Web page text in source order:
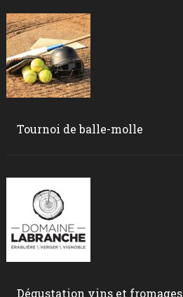
Tournoi de balle-molle
Dégustation vins et fromages